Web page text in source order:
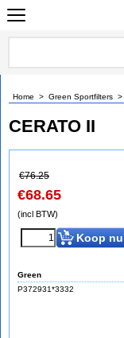
Home > Green Sportfilters >
CERATO II
€76.25
€68.65
(incl BTW)
Koop nu
Green
P372931*3332